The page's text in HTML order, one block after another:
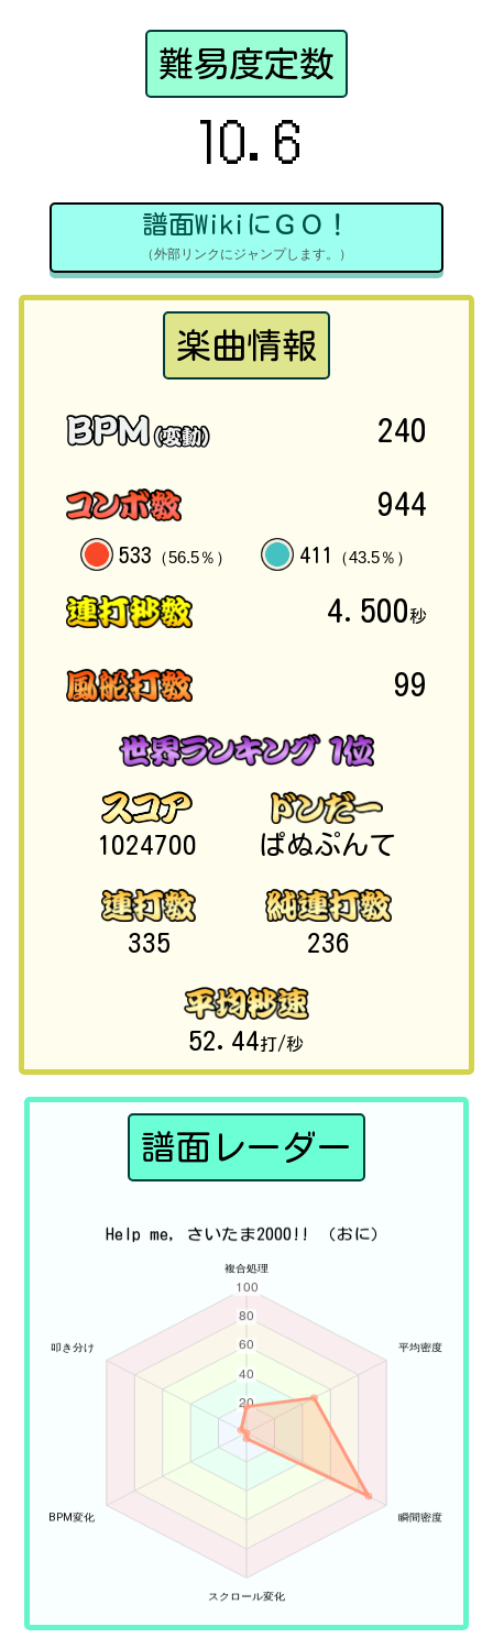
難易度定数
10.6
譜面WikiにＧＯ！
（外部リンクにジャンプします。）
楽曲情報
240
944
533 （56.5％） 411 （43.5％）
4.500秒
99
1024700 ぱぬぷんて
335 236
52.44打/秒
譜面レーダー